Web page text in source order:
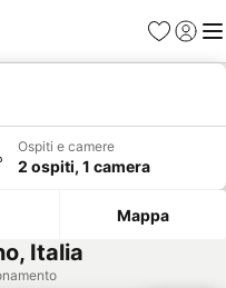
PreferitiAccedi
Ospiti e camere
2 ospiti, 1 camera
Mappa
Italia